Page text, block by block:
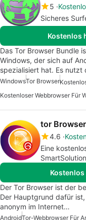
5
Sicheres
Kostenlos
Das Tor Browser Bundle
Windows, der sich auf
spezialisiert hat. Es
WindowsTor Browser
Kostenloser Webbrowser Für
tor
4.6
Eine
Der Tor Browser ist der
Der Hauptgrund dafür
anonym im Internet…
AndroidTor-Webbrowser Für